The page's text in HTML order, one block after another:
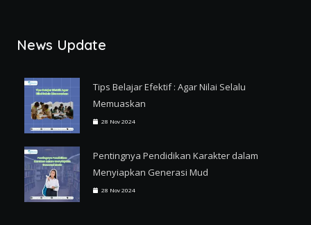
News Update
Tips Belajar Efektif : Agar Nilai Selalu
Memuaskan
28 Nov 2024
Pentingnya Pendidikan Karakter dalam
Menyiapkan Generasi Mud
28 Nov 2024